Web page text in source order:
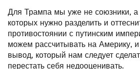
Для Трампа мы уже не союзники,
которых нужно разделить и
противостоянии с путинским
можем рассчитывать на Америку,
вывод, который нам следует
перестать себя недооценивать.